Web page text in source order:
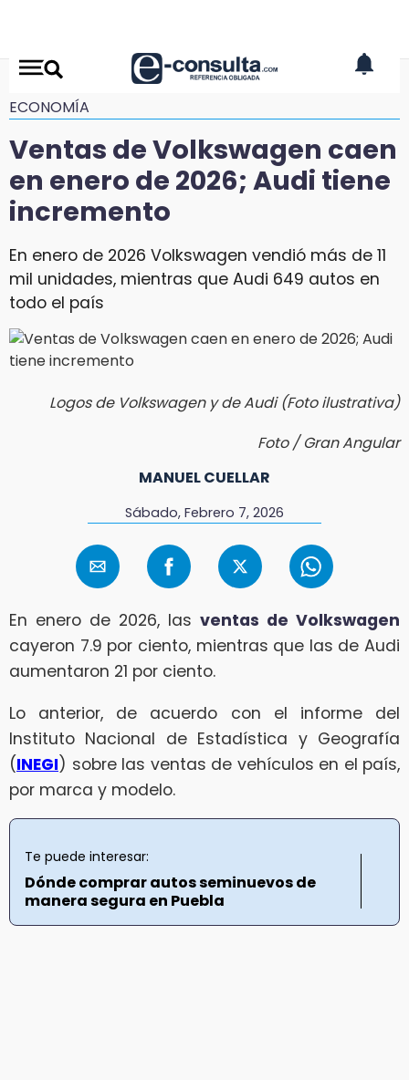
ECONOMÍA
Ventas de Volkswagen caen
en enero de 2026; Audi tiene
incremento
En enero de 2026 Volkswagen vendió más de 11
mil unidades, mientras que Audi 649 autos en
todo el país
Logos de Volkswagen y de Audi (Foto ilustrativa)
Foto / Gran Angular
MANUEL CUELLAR
Sábado, Febrero 7, 2026
En enero de 2026, las ventas de Volkswagen
cayeron 7.9 por ciento, mientras que las de Audi
aumentaron 21 por ciento.
Lo anterior, de acuerdo con el informe del
Instituto Nacional de Estadística y Geografía
(INEGI) sobre las ventas de vehículos en el país,
por marca y modelo.
Te puede interesar:
Dónde comprar autos seminuevos de
manera segura en Puebla